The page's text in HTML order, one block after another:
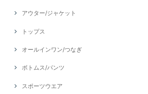
アウター/ジャケット
トップス
オールインワン/つなぎ
ボトムス/パンツ
スポーツウエア